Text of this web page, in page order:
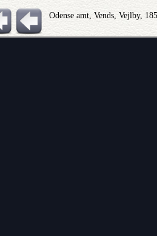
Odense amt, Vends, Vejlby,